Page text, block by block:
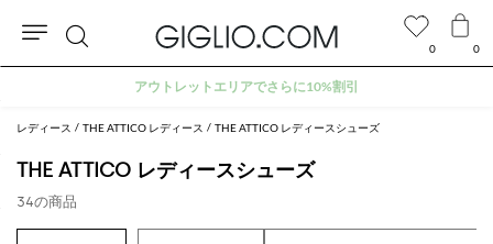
レディース THE ATTICO レディース THE ATTICO レディースシューズ
THE ATTICO レディースシューズ
34の商品
0 0
検
アウトレットエリアでさらに10%割引